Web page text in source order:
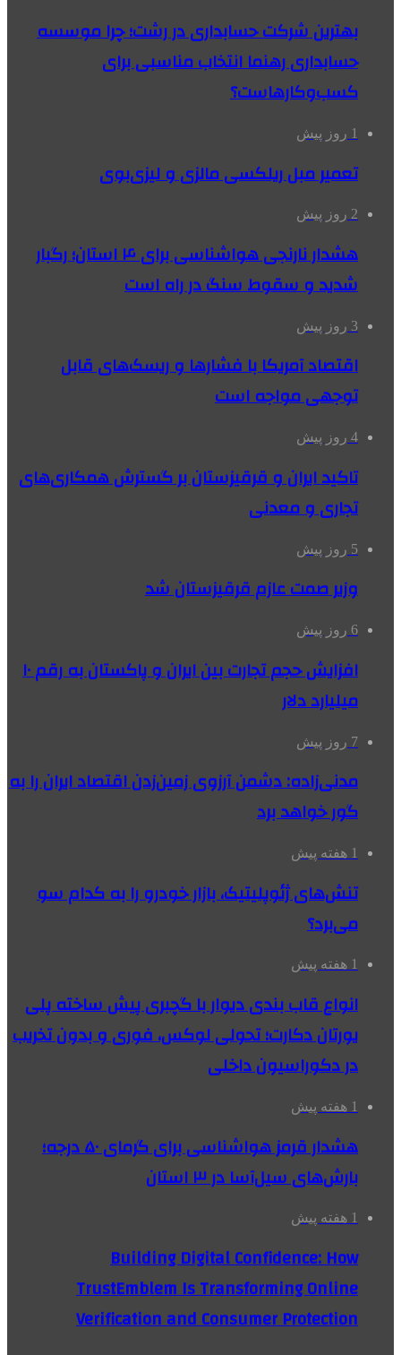
بهترین شرکت حسابداری در رشت؛ چرا موسسه
حسابداری رهنما انتخاب مناسبی برای
کسب‌وکارهاست؟
1 روز پیش
تعمیر مبل ریلکسی مالزی و لیزی‌بوی
2 روز پیش
هشدار نارنجی هواشناسی برای ۴ استان؛ رگبار
شدید و سقوط سنگ در راه است
3 روز پیش
اقتصاد آمریکا با فشارها و ریسک‌های قابل
توجهی مواجه است
4 روز پیش
تاکید ایران و قرقیزستان بر گسترش همکاری‌های
تجاری و معدنی
5 روز پیش
وزیر صمت عازم قرقیزستان شد
6 روز پیش
افزایش حجم تجارت بین ایران و پاکستان به رقم ۱۰
میلیارد دلار
7 روز پیش
مدنی‌زاده: دشمن آرزوی زمین‌زدن اقتصاد ایران را به
گور خواهد برد
1 هفته پیش
تنش‌های ژئوپلیتیک، بازار خودرو را به کدام سو
می‌برد؟
1 هفته پیش
انواع قاب بندی دیوار با گچبری پیش ساخته پلی
یورتان دکارت؛ تحولی لوکس، فوری و بدون تخریب
در دکوراسیون داخلی
1 هفته پیش
هشدار قرمز هواشناسی برای گرمای ۵۰ درجه؛
بارش‌های سیل‌آسا در ۳ استان
1 هفته پیش
Building Digital Confidence: How
TrustEmblem Is Transforming Online
Verification and Consumer Protection